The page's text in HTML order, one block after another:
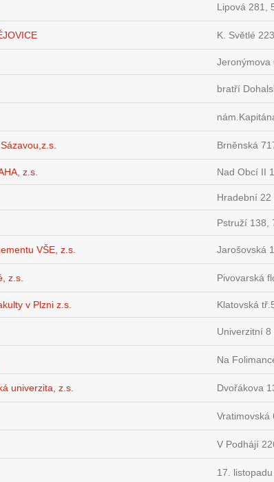
Lipová 281,
K. Světlé
Jeronýmova
bratří
Brněnská
z.s. Nad Obcí II
Hradební 22
Pstruží 138,
VŠE, z.s. Jarošovská
z.s. Pivovarská
v Plzni z.s. Klatovská
Univerzitní 8
Na
univerzita, z.s. Dvořákova
Vratimovská
V Podhájí
17.